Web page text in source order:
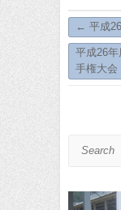
← 平成
平成26
手権大会